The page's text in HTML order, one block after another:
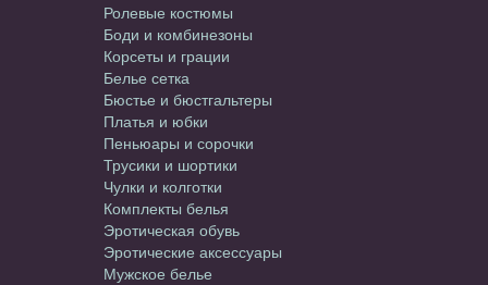
Ролевые костюмы
Боди и комбинезоны
Корсеты и грации
Белье сетка
Бюстье и бюстгальтеры
Платья и юбки
Пеньюары и сорочки
Трусики и шортики
Чулки и колготки
Комплекты белья
Эротическая обувь
Эротические аксессуары
Мужское белье